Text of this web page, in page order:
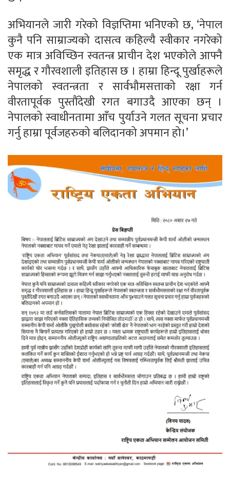
अभियानले जारी गरेको विज्ञप्तिमा भनिएको छ, ‘नेपाल
कुनै पनि साम्राज्यको दासत्व कहिल्यै स्वीकार नगरेको
एक मात्र अविच्छिन स्वतन्त्र प्राचीन देश भएकोले आफ्नै
समृद्ध र गौरवशाली इतिहास छ । हाम्रा हिन्दू पुर्खाहरूले
नेपालको स्वतन्त्रता र सार्वभौमसत्ताको रक्षा गर्न
वीरतापूर्वक पुस्तौंदेखी रगत बगाउदै आएका छन् ।
नेपालको स्वाधीनतामा आँच पुर्याउने गलत सूचना प्रचार
गर्नु हाम्रा पूर्वजहरुको बलिदानको अपमान हो।’